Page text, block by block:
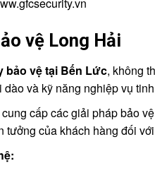
vệ Long Hải
bảo vệ tại Bến Lức, không
và kỹ năng nghiệp vụ
cấp các giải pháp bảo
tưởng của khách hàng đối